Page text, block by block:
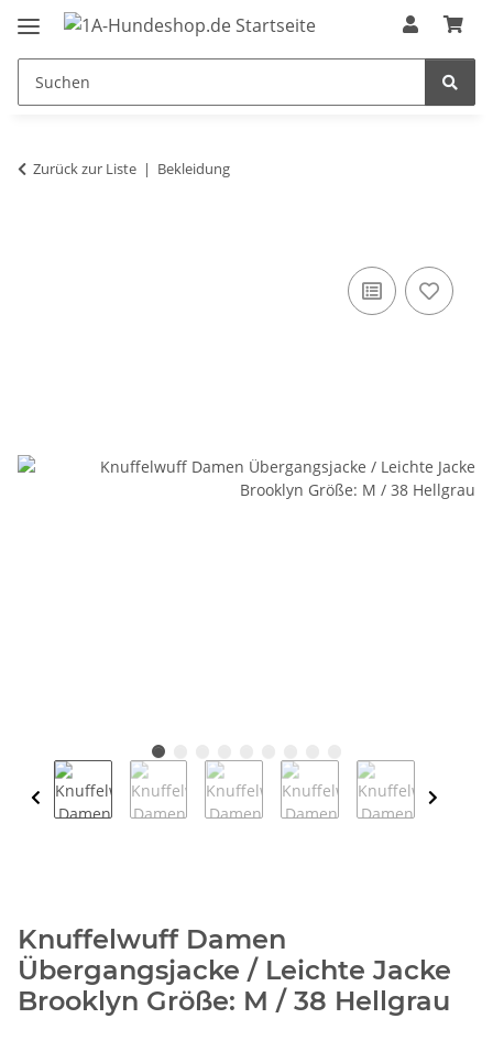
Zurück zur Liste Bekleidung
Knuffelwuff Damen
Übergangsjacke / Leichte Jacke
Brooklyn Größe: M / 38 Hellgrau